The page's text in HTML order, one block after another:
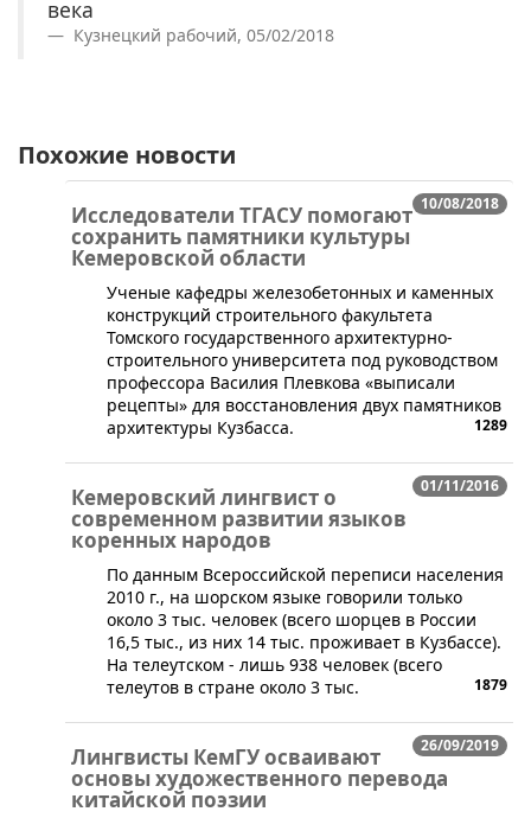
века
Кузнецкий рабочий, 05/02/2018
Похожие новости
10/08/2018
Исследователи ТГАСУ помогают
сохранить памятники культуры
Кемеровской области
​Ученые кафедры железобетонных и каменных
конструкций строительного факультета
Томского государственного архитектурно-
строительного университета под руководством
профессора Василия Плевкова «выписали
рецепты» для восстановления двух памятников
архитектуры Кузбасса.
1289
01/11/2016
Кемеровский лингвист о
современном развитии языков
коренных народов
​По данным Всероссийской переписи населения
2010 г., на шорском языке говорили только
около 3 тыс. человек (всего шорцев в России
16,5 тыс., из них 14 тыс. проживает в Кузбассе).
На телеутском - лишь 938 человек (всего
телеутов в стране около 3 тыс.
1879
26/09/2019
Лингвисты КемГУ осваивают
основы художественного перевода
китайской поэзии